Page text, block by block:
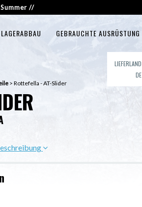
//
LAGERABBAU GEBRAUCHTE AUSRÜSTUNG
LIEFERLAND
DE
> Rottefella - AT-Slider